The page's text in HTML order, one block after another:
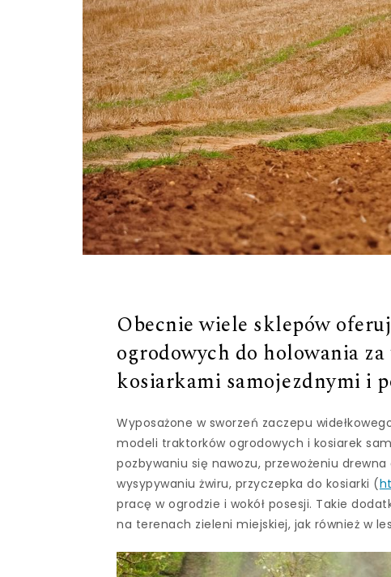
Obecnie wiele sklepów
ogrodowych do holowania
kosiarkami samojezdnymi i
Wyposażone w sworzeń zaczepu
modeli traktorków ogrodowych i kosiarek
pozbywaniu się nawozu, przewożeniu
wysypywaniu żwiru, przyczepka do kosiarki (
pracę w ogrodzie i wokół posesji. Takie
na terenach zieleni miejskiej, jak również w